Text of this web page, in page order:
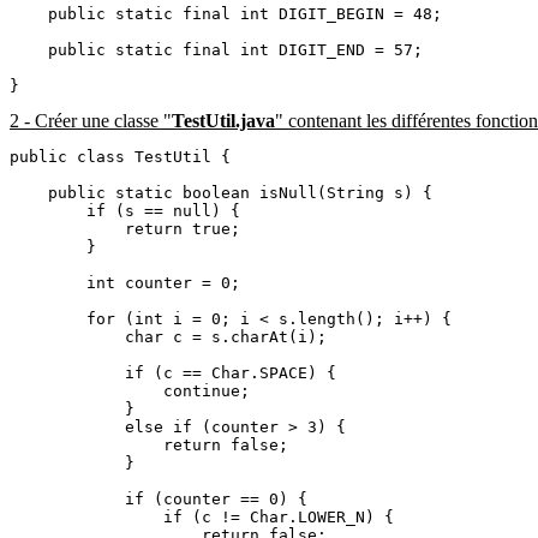
    public static final int DIGIT_BEGIN = 48;
    public static final int DIGIT_END = 57;
2 - Créer une classe "TestUtil.java" contenant les différentes
public class TestUtil {
    public static boolean isNull(String s) {
        if (s == null) {
            return true;
        }
        int counter = 0;
        for (int i = 0; i < s.length(); i++) {
            char c = s.charAt(i);
            if (c == Char.SPACE) {
                continue;
            }
            else if (counter > 3) {
                return false;
            }
            if (counter == 0) {
                if (c != Char.LOWER_N) {